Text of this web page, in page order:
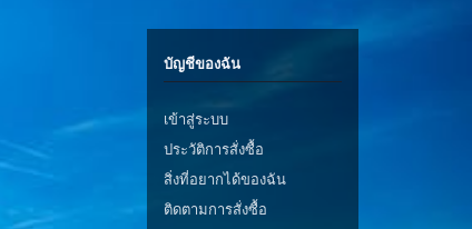
บัญชีของฉัน
เข้าสู่ระบบ
ประวัติการสั่งซื้อ
สิ่งที่อยากได้ของฉัน
ติดตามการสั่งซื้อ